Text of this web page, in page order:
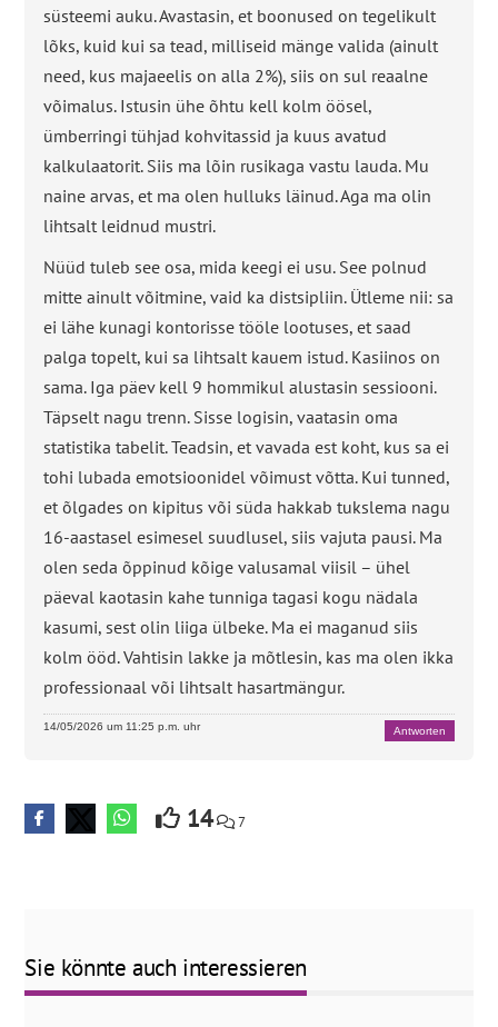
süsteemi auku. Avastasin, et boonused on tegelikult
lõks, kuid kui sa tead, milliseid mänge valida (ainult
need, kus majaeelis on alla 2%), siis on sul reaalne
võimalus. Istusin ühe õhtu kell kolm öösel,
ümberringi tühjad kohvitassid ja kuus avatud
kalkulaatorit. Siis ma lõin rusikaga vastu lauda. Mu
naine arvas, et ma olen hulluks läinud. Aga ma olin
lihtsalt leidnud mustri.
Nüüd tuleb see osa, mida keegi ei usu. See polnud
mitte ainult võitmine, vaid ka distsipliin. Ütleme nii: sa
ei lähe kunagi kontorisse tööle lootuses, et saad
palga topelt, kui sa lihtsalt kauem istud. Kasiinos on
sama. Iga päev kell 9 hommikul alustasin sessiooni.
Täpselt nagu trenn. Sisse logisin, vaatasin oma
statistika tabelit. Teadsin, et vavada est koht, kus sa ei
tohi lubada emotsioonidel võimust võtta. Kui tunned,
et õlgades on kipitus või süda hakkab tukslema nagu
16-aastasel esimesel suudlusel, siis vajuta pausi. Ma
olen seda õppinud kõige valusamal viisil – ühel
päeval kaotasin kahe tunniga tagasi kogu nädala
kasumi, sest olin liiga ülbeke. Ma ei maganud siis
kolm ööd. Vahtisin lakke ja mõtlesin, kas ma olen ikka
professionaal või lihtsalt hasartmängur.
14/05/2026 um 11:25 p.m. uhr Antworten
14 7
Sie könnte auch interessieren